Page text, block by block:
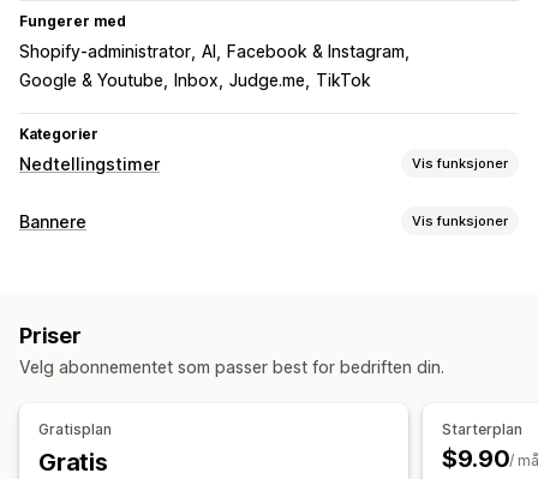
Fungerer med
Shopify-administrator AI
Facebook & Instagram
Google & Youtube
Inbox Judge.me TikTok
Kategorier
Nedtellingstimer Vis funksjoner
Visningsalternativer
Målsider
Gjentakende
Hendelsesbasert
Tilbakestill per besøk
Bannere Vis funksjoner
Samtykke av personvernforordningen
Varsel Produktside Kampanje Nedtelling
Priser
Velg abonnementet som passer best for bedriften din.
Gratisplan
Gratis
Starterplan
$9.90/